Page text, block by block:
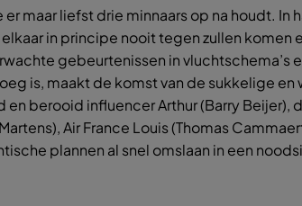
maar liefst drie minnaars op na houdt. In
in principe nooit tegen zullen komen
gebeurtenissen in vluchtschema’s
is, maakt de komst van de sukkelige
berooid influencer Arthur (Barry
Air France Louis (Thomas
plannen al snel omslaan in een